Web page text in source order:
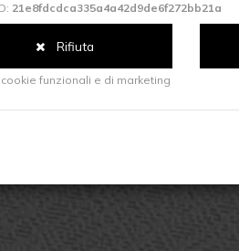
21e8fdcdca335a4a42d9de6f272bb21a
Rifiuta
cookie funzionali e di marketing